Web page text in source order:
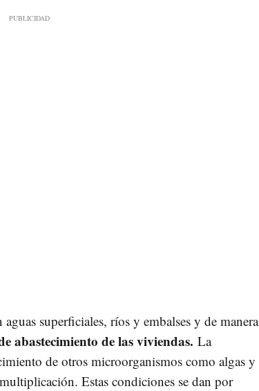
superficiales, ríos y embalses y de manera
abastecimiento de las viviendas. La
de otros microorganismos como algas y
Estas condiciones se dan por